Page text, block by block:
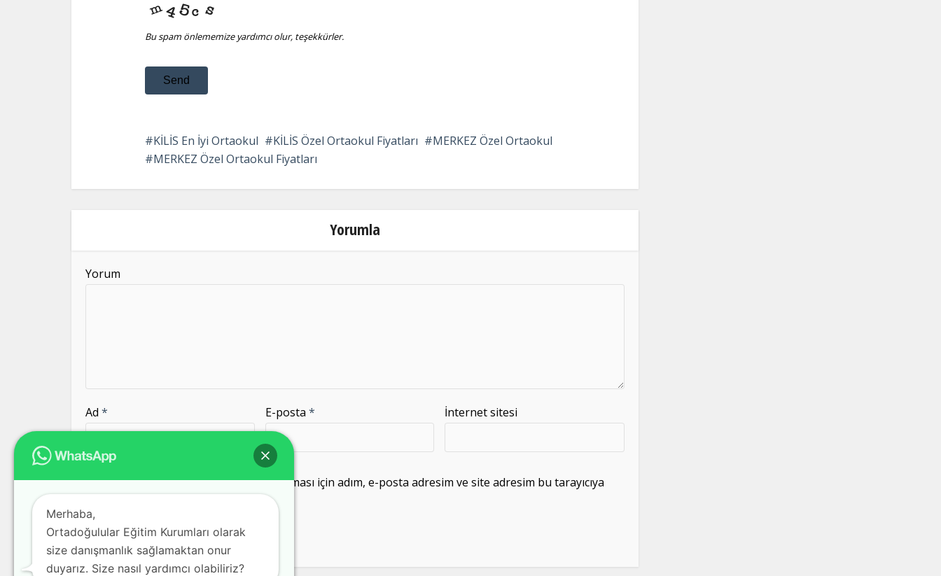
Bu spam önlememize yardımcı olur, teşekkürler.
Send
field
should
left
KİLİS En İyi Ortaokul KİLİS Özel Ortaokul Fiyatları
MERKEZ Özel Ortaokul
MERKEZ Özel Ortaokul Fiyatları
Yorumla
Yorum
Ad * E-posta * İnternet sitesi
Daha sonraki yorumlarımda kullanılması için adım, e-posta adresim ve site adresim bu tarayıcıya
Merhaba,
Ortadoğulular Eğitim Kurumları olarak
size danışmanlık sağlamaktan onur
duyarız. Size nasıl yardımcı olabiliriz?